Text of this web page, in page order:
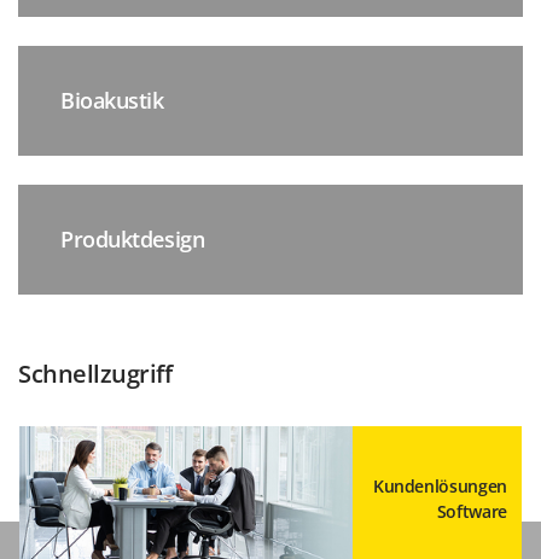
Bioakustik
Produktdesign
Schnellzugriff
Kundenlösungen
Software